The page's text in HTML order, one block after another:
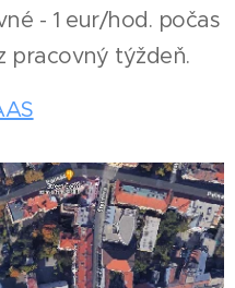
- 1 eur/hod. počas
pracovný týždeň.